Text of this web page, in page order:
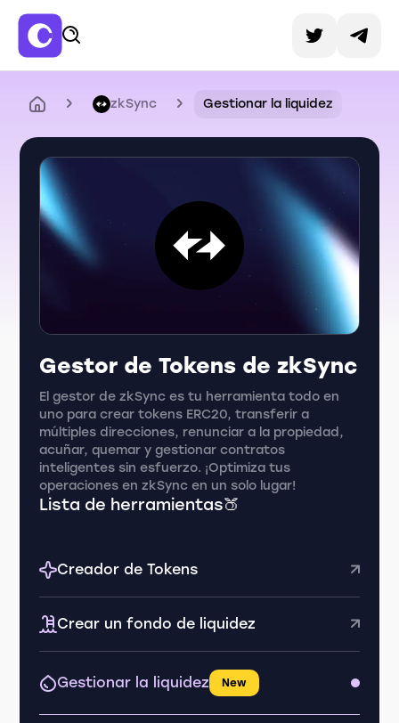
zkSync Gestionar la liquidez
Gestor de Tokens de zkSync
El gestor de zkSync es tu herramienta todo en
uno para crear tokens ERC20, transferir a
múltiples direcciones, renunciar a la propiedad,
acuñar, quemar y gestionar contratos
inteligentes sin esfuerzo. ¡Optimiza tus
operaciones en zkSync en un solo lugar!
Lista de herramientas🍑
Creador de Tokens
Crear un fondo de liquidez
Gestionar la liquidez New